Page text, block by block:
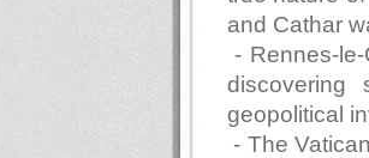
and Cathar
- Rennes-
discovering
geopolitical
- The